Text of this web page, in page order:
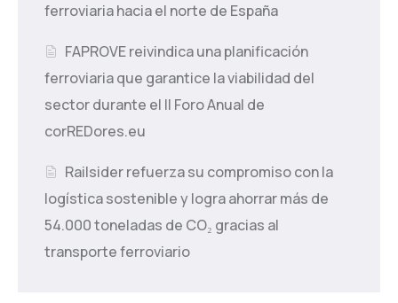
ferroviaria hacia el norte de España
FAPROVE reivindica una planificación
ferroviaria que garantice la viabilidad del
sector durante el II Foro Anual de
corREDores.eu
Railsider refuerza su compromiso con la
logística sostenible y logra ahorrar más de
54.000 toneladas de CO₂ gracias al
transporte ferroviario